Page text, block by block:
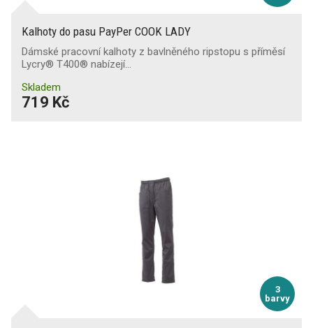
Kalhoty do pasu PayPer COOK LADY
Dámské pracovní kalhoty z bavlněného ripstopu s příměsí
Lycry® T400® nabízejí…
Skladem
719 Kč
3
barvy